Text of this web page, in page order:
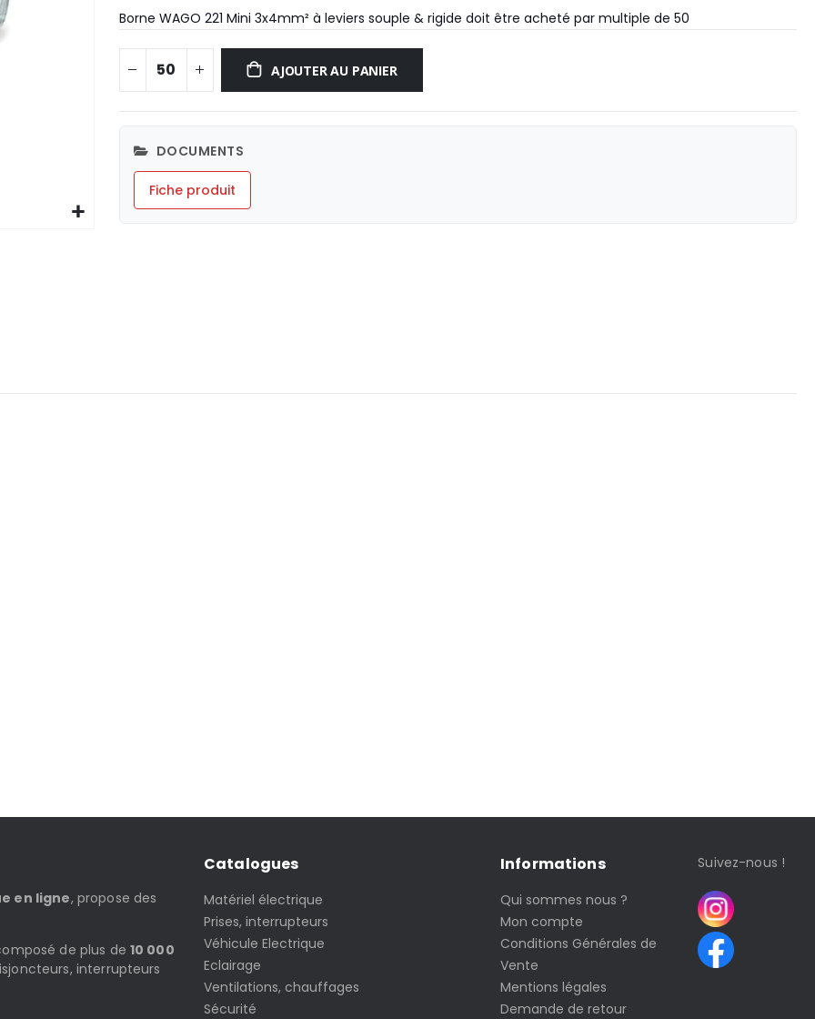
Borne WAGO 221 Mini 3x4mm² à leviers souple & rigide doit être acheté par multiple de 50
AJOUTER AU PANIER
DOCUMENTS
Fiche produit
en ligne, propose des
de plus de 10 000
interrupteurs
Catalogues
Matériel électrique
Prises, interrupteurs
Véhicule Electrique
Eclairage
Ventilations, chauffages
Sécurité
Informations
Qui sommes nous ?
Mon compte
Conditions Générales de
Vente
Mentions légales
Demande de retour
Suivez-nous !